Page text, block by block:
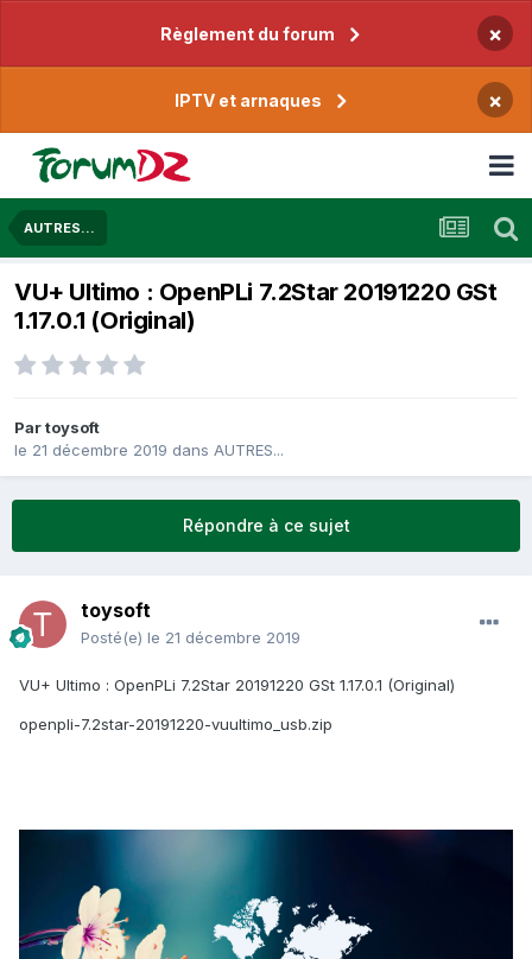
Règlement du forum ×
IPTV et arnaques ×
AUTRES...
VU+ Ultimo : OpenPLi 7.2Star 20191220 GSt
1.17.0.1 (Original)
Partoysoft
le 21 décembre 2019 dans AUTRES...
Répondre à ce sujet
toysoft
Posté(e) le 21 décembre 2019
VU+ Ultimo : OpenPLi 7.2Star 20191220 GSt 1.17.0.1 (Original)
openpli-7.2star-20191220-vuultimo_usb.zip